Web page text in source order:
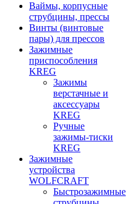
Ваймы, корпусные
струбцины, прессы
Винты (винтовые
пары) для прессов
Зажимные
приспособления
KREG
Зажимы
верстачные и
аксессуары
KREG
Ручные
зажимы-тиски
KREG
Зажимные
устройства
WOLFCRAFT
Быстрозажимные